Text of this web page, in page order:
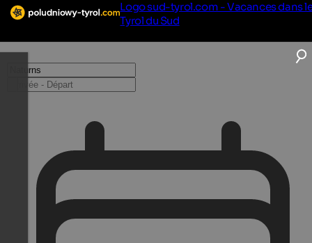
Logo sud-tyrol.com - Vacances dans
Tyrol du Sud